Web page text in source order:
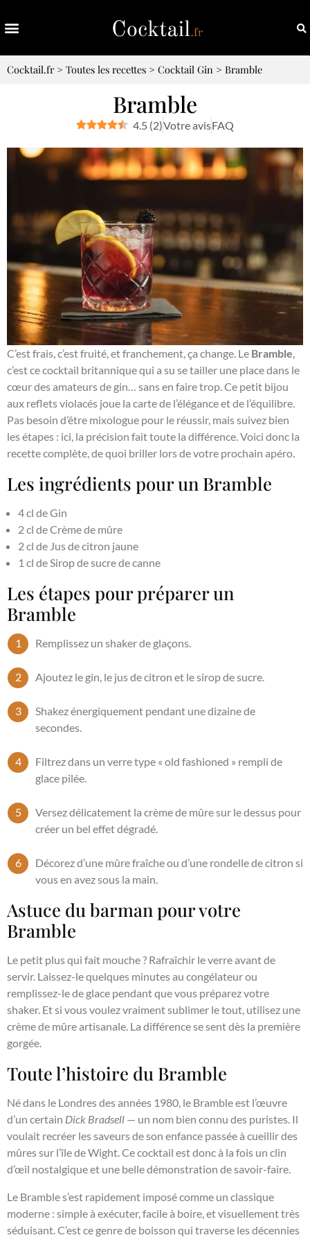
Cocktail.fr> Toutes les recettes > Cocktail Gin > Bramble
Bramble
4.5 (2)Votre avisFAQ
C’est frais, c’est fruité, et franchement, ça change. Le Bramble,
c’est ce cocktail britannique qui a su se tailler une place dans le
cœur des amateurs de gin… sans en faire trop. Ce petit bijou
aux reflets violacés joue la carte de l’élégance et de l’équilibre.
Pas besoin d’être mixologue pour le réussir, mais suivez bien
les étapes : ici, la précision fait toute la différence. Voici donc la
recette complète, de quoi briller lors de votre prochain apéro.
Les ingrédients pour un Bramble
4 cl de Gin
2 cl de Crème de mûre
2 cl de Jus de citron jaune
1 cl de Sirop de sucre de canne
Les étapes pour préparer un
Bramble
Remplissez un shaker de glaçons.
Ajoutez le gin, le jus de citron et le sirop de sucre.
Shakez énergiquement pendant une dizaine de
secondes.
Filtrez dans un verre type « old fashioned » rempli de
glace pilée.
Versez délicatement la crème de mûre sur le dessus pour
créer un bel effet dégradé.
Décorez d’une mûre fraîche ou d’une rondelle de citron si
vous en avez sous la main.
Astuce du barman pour votre
Bramble
Le petit plus qui fait mouche ? Rafraîchir le verre avant de
servir. Laissez-le quelques minutes au congélateur ou
remplissez-le de glace pendant que vous préparez votre
shaker. Et si vous voulez vraiment sublimer le tout, utilisez une
crème de mûre artisanale. La différence se sent dès la première
gorgée.
Toute l’histoire du Bramble
Né dans le Londres des années 1980, le Bramble est l’œuvre
d’un certain Dick Bradsell — un nom bien connu des puristes. Il
voulait recréer les saveurs de son enfance passée à cueillir des
mûres sur l’île de Wight. Ce cocktail est donc à la fois un clin
d’œil nostalgique et une belle démonstration de savoir-faire.
Le Bramble s’est rapidement imposé comme un classique
moderne : simple à exécuter, facile à boire, et visuellement très
séduisant. C’est ce genre de boisson qui traverse les décennies